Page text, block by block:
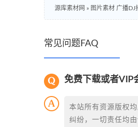
源库素材网 » 图片素材 广播
常见问题FAQ
免费下载或者VIP
本站所有资源版权
纠纷，一切责任均